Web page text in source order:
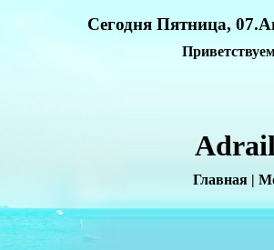
Сегодня Пятница,
Главная |